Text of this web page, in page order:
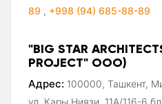
89 , +998 (94) 685-88-89
"BIG STAR
PROJECT" ООО)
Адрес: 100000, Ташкент,
ул. Кары Ниязи, 11А/116-6